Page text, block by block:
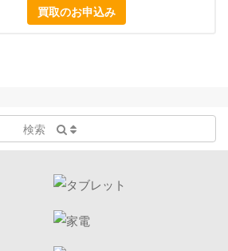
買取のお申込み
検索